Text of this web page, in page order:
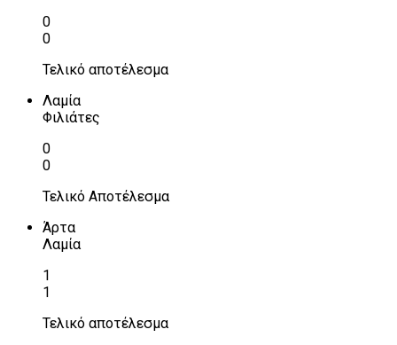
0
0
Τελικό αποτέλεσμα
Λαμία
Φιλιάτες
0
0
Τελικό Αποτέλεσμα
Άρτα
Λαμία
1
1
Τελικό αποτέλεσμα